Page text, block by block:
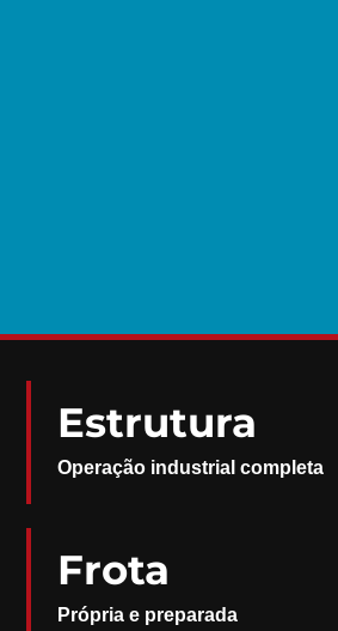
Estrutura
Operação industrial completa
Frota
Própria e preparada